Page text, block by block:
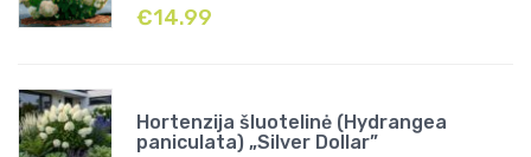
€14.99
Hortenzija šluotelinė (Hydrangea
paniculata) „Silver Dollar”